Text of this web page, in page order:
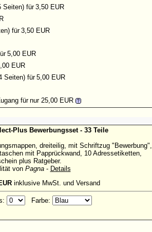
Seiten) für 3,50 EUR
für 3,50 EUR
5,00 EUR
EUR
Seiten) für 5,00 EUR
für nur 25,00 EUR
Plus Bewerbungsset - 33 Teile
dreiteilig, mit Schriftzug "Bewerbung",
mit Papprückwand, 10 Adressetiketten,
plus Ratgeber.
von Pagna- Details
inklusive MwSt. und Versand
Farbe: